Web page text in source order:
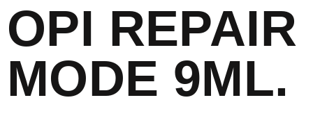
OPI REPAIR
MODE 9ML.